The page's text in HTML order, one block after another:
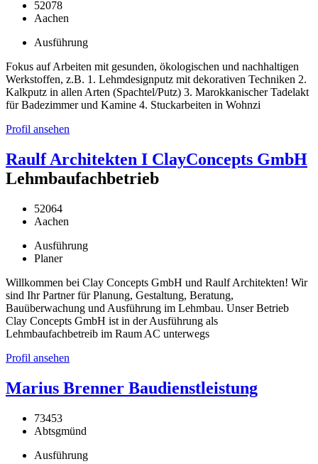
52078
Aachen
Ausführung
Fokus auf Arbeiten mit gesunden, ökologischen und nachhaltigen
Werkstoffen, z.B. 1. Lehmdesignputz mit dekorativen Techniken 2.
Kalkputz in allen Arten (Spachtel/Putz) 3. Marokkanischer Tadelakt
für Badezimmer und Kamine 4. Stuckarbeiten in Wohnzi
Profil ansehen
Raulf Architekten I ClayConcepts GmbH
Lehmbaufachbetrieb
52064
Aachen
Ausführung
Planer
Willkommen bei Clay Concepts GmbH und Raulf Architekten! Wir
sind Ihr Partner für Planung, Gestaltung, Beratung,
Bauüberwachung und Ausführung im Lehmbau. Unser Betrieb
Clay Concepts GmbH ist in der Ausführung als
Lehmbaufachbetreib im Raum AC unterwegs
Profil ansehen
Marius Brenner Baudienstleistung
73453
Abtsgmünd
Ausführung